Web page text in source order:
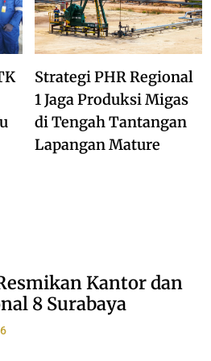
Strategi PHR Regional
1 Jaga Produksi Migas
di Tengah Tantangan
Lapangan Mature
Kantor dan
8 Surabaya